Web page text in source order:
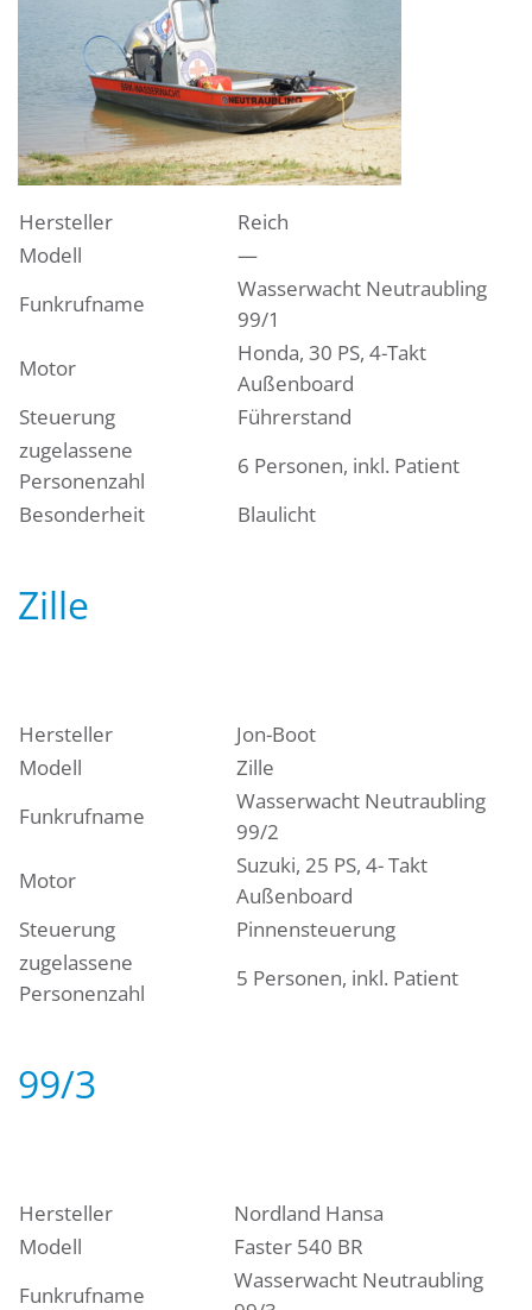
Hersteller
Reich
Modell
—
Funkrufname
Wasserwacht Neutraubling
99/1
Motor
Honda, 30 PS, 4-Takt
Außenboard
Steuerung
Führerstand
zugelassene
Personenzahl
6 Personen, inkl. Patient
Besonderheit
Blaulicht
Zille
Hersteller
Jon-Boot
Modell
Zille
Funkrufname
Wasserwacht Neutraubling
99/2
Motor
Suzuki, 25 PS, 4- Takt
Außenboard
Steuerung
Pinnensteuerung
zugelassene
Personenzahl
5 Personen, inkl. Patient
99/3
Hersteller
Nordland Hansa
Modell
Faster 540 BR
Funkrufname
Wasserwacht Neutraubling